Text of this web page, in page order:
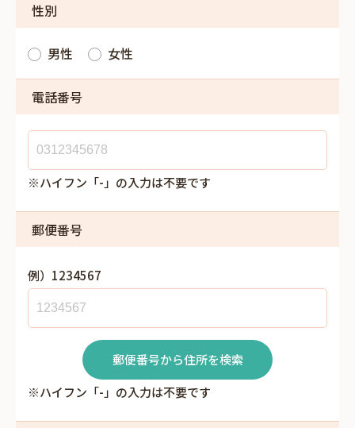
性別
男性 女性
電話番号
※ハイフン「-」の入力は不要です
郵便番号
例）1234567
郵便番号から住所を検索
※ハイフン「-」の入力は不要です